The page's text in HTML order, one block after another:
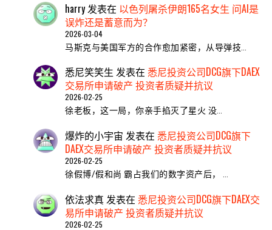
harry 发表在 以色列屠杀伊朗165名女生 问AI是
误炸还是蓄意而为？
2026-03-04
马斯克与美国军方的合作愈加紧密，从导弹技…
悉尼笑笑生 发表在 悉尼投资公司DCG旗下DAEX
交易所申请破产 投资者质疑并抗议
2026-02-25
​徐老板，这一局，你亲手掐灭了星火 ​没…
爆炸的小宇宙 发表在 悉尼投资公司DCG旗下
DAEX交易所申请破产 投资者质疑并抗议
2026-02-25
徐假博/假和尚 霸占我们的数字资产后， …
依法求真 发表在 悉尼投资公司DCG旗下DAEX交
易所申请破产 投资者质疑并抗议
2026-02-25